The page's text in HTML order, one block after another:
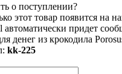
о поступлении?
этот товар появится на
автоматически придет
денег из крокодила
kk-225